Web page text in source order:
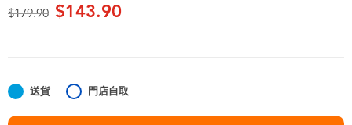
夏日用品
任天堂 Switch
價格從
$179.90至$143.90
送貨 門店自取